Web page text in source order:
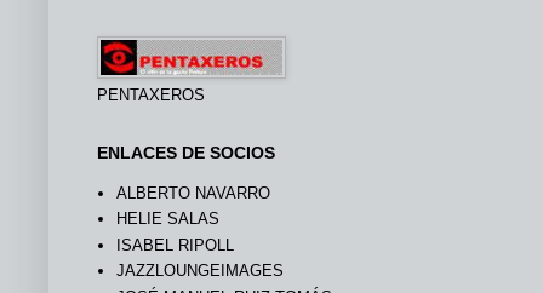
PENTAXEROS
ENLACES DE SOCIOS
ALBERTO NAVARRO
HELIE SALAS
ISABEL RIPOLL
JAZZLOUNGEIMAGES